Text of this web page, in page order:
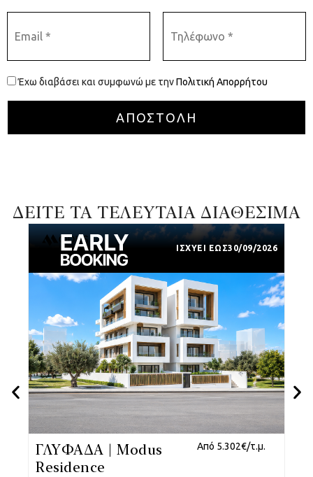
Έχω διαβάσει και συμφωνώ με τηνΠολιτική Απορρήτου
ΔΕΙΤΕ ΤΑ ΤΕΛΕΥΤΑΙΑ ΔΙΑΘΕΣΙΜΑ
ΙΣΧΥΕΙ ΕΩΣ30/09/2026
ΓΛΥΦΑΔΑ | Modus
Residence
Από 5.302€/τ.μ.